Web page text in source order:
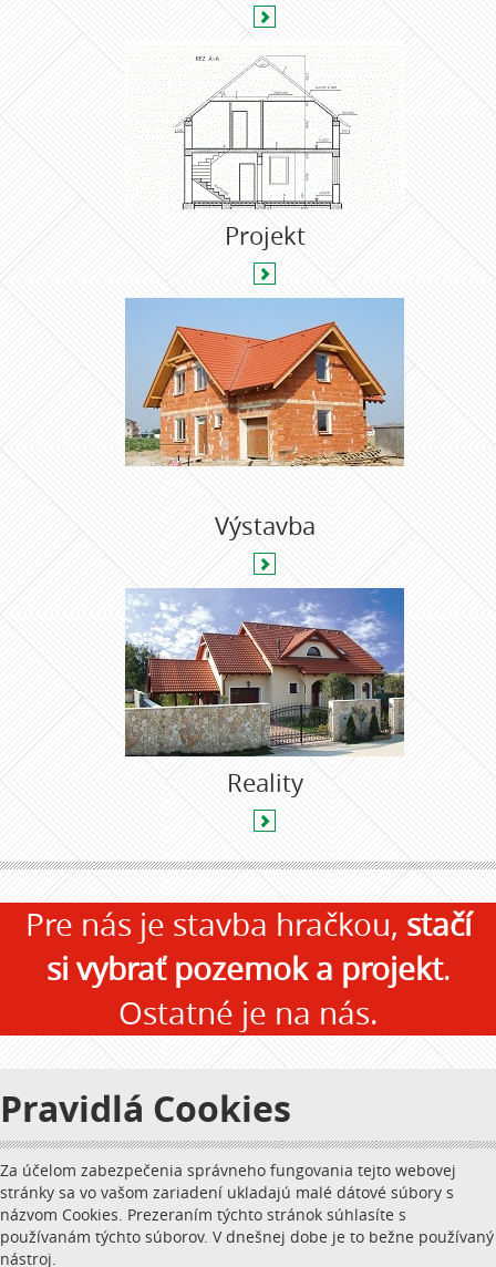
Projekt
Výstavba
Reality
Pre nás je stavba hračkou, stačí
si vybrať pozemok a projekt.
Ostatné je na nás.
Pravidlá Cookies
Za účelom zabezpečenia správneho fungovania tejto webovej
stránky sa vo vašom zariadení ukladajú malé dátové súbory s
názvom Cookies. Prezeraním týchto stránok súhlasíte s
používanám týchto súborov. V dnešnej dobe je to bežne používaný
nástroj.